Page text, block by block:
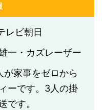
ビ朝日
一・カズレーザー
家事をゼロから
ーです。3人の掛
です。